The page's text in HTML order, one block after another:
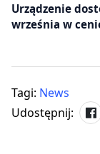
Urządzenie
września w
Tagi: News
Udostępnij: